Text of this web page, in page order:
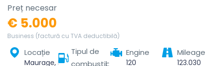
Preț necesar
€ 5.000
Business (factură cu TVA deductibilă)
Locație
Maurage, La Louvière, Hainaut, Wallonie, 7100, Belgique
Tipul de
combustibil
Engine
120
Mileage
123.030